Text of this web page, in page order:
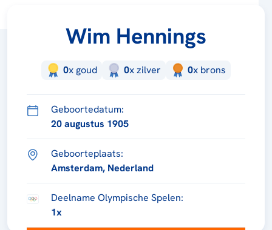
Wim Hennings
0x goud 0xzilver 0x brons
Geboortedatum:
20 augustus 1905
Geboorteplaats:
Amsterdam, Nederland
Deelname Olympische Spelen:
1x